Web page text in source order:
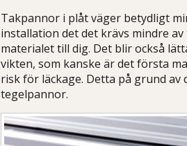
Takpannor i plåt väger betydligt
installation det det krävs mindre
materialet till dig. Det blir också
vikten, som kanske är det första
risk för läckage. Detta på grund
tegelpannor.